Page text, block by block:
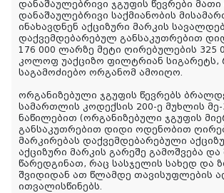
დანაშაულებრივი ჯგუფის წევრები
დანაშაულებრივი საქმიანობის
ინახავდნენ აქციზური მარკის
დაქვემდებარებულ განსაკუთრებით
176 000 ლარზე მეტი ღირებულების 325
კოლოფ უაქციზო ფილტრიან სიგარეტს,
საგამოძიებო ორგანომ ამოიღო.
ორგანიზებული ჯგუფის წევრებს
სამართლის კოდექსის 200-ე მუხლის მე-
ნაწილებით (ორგანიზებული ჯგუფის
განსაკუთრებით დიდი ოდენობით
მარკირებას დაქვემდებარებული
აქციზური მარკის გარეშე გამოშვება და
წარედგინათ, რაც სასჯელის სახედ და
შვიდიდან ათ წლამდე თავისუფლების
ითვალისწინებს.